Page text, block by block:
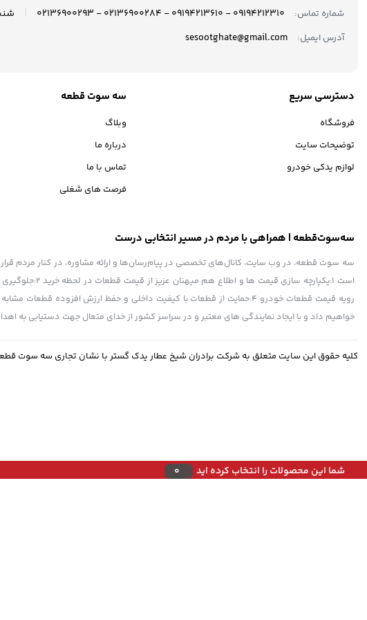
شماره تماس:
09194212310 - 09194213610 - 02136900284 - 02136900293 شنبه
آدرس ایمیل: sesootghate@gmail.com
دسترسی سریع
فروشگاه
توضیحات سایت
لوازم یدکی خودرو
سه سوت قطعه
وبلاگ
درباره ما
تماس با ما
فرصت های شغلی
سه‌سوت‌قطعه | همراهی با مردم در مسیر انتخابی درست
سه سوت قطعه، در وب سایت، کانال‌های تخصصی در پیام‌رسان‌ها و ارائه مشاوره، در کنار مردم قرار
رویه قیمت قطعات خودرو 4:حمایت از قطعات با کیفیت داخلی و حفظ ارزش
خواهیم داد و با ایجاد نمایندگی های معتبر و در سراسر کشور از خدای متعال جهت دستیابی به
کلیه حقوق این سایت متعلق به شرکت برادران شیخ عطار یدک گستر با نشان تجاری سه سوت
شما این محصولات را انتخاب کرده اید 0